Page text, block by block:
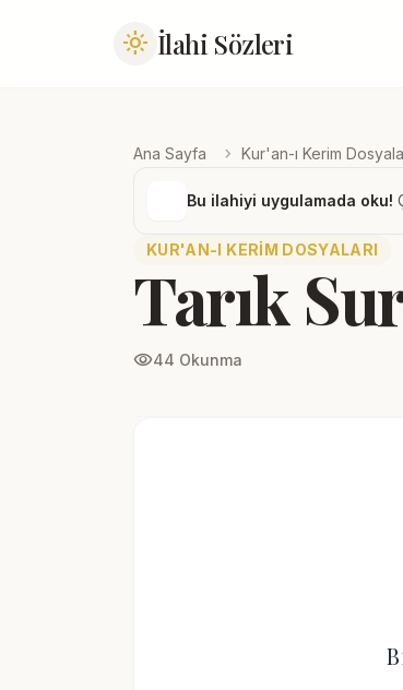
light_mode İlahi Sözleri
Ana Sayfa chevron_right Kur'an-ı Kerim
Bu ilahiyi uygulamada oku!
KUR'AN-I KERIM DOSYALARI
Tarık
visibility44 Okunma